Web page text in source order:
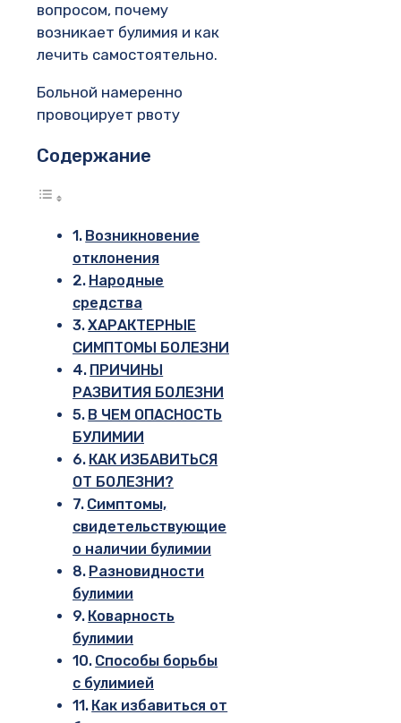
вопросом, почему
возникает булимия и как
лечить самостоятельно.
Больной намеренно
провоцирует рвоту
Содержание
Возникновение
отклонения
Народные
средства
ХАРАКТЕРНЫЕ
СИМПТОМЫ БОЛЕЗНИ
ПРИЧИНЫ
РАЗВИТИЯ БОЛЕЗНИ
В ЧЕМ ОПАСНОСТЬ
БУЛИМИИ
КАК ИЗБАВИТЬСЯ
ОТ БОЛЕЗНИ?
Симптомы,
свидетельствующие
о наличии булимии
Разновидности
булимии
Коварность
булимии
Способы борьбы
с булимией
Как избавиться от